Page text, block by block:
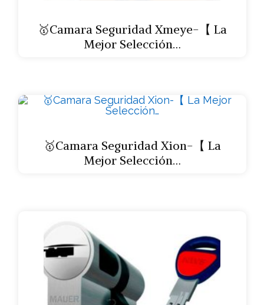
🥇Camara Seguridad Xmeye-【 La
Mejor Selección…
🥇Camara Seguridad Xion-【 La
Mejor Selección…